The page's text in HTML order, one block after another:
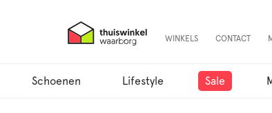
WINKELS CONTACT
Schoenen Lifestyle Sale